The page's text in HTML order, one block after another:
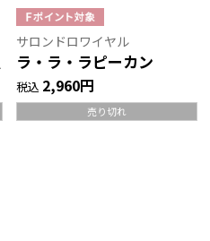
サロンドロワイヤル
ラ・ラ・ラピーカン
税込 2,960円
売り切れ